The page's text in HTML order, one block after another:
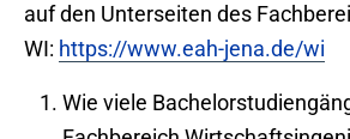
auf den Unterseiten des
WI: https://www.eah-jena.de/wi
Wie viele